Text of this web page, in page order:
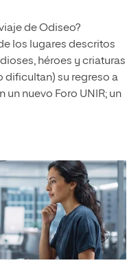
de Odiseo?
los lugares descritos
héroes y criaturas
su regreso a
un nuevo Foro UNIR; un